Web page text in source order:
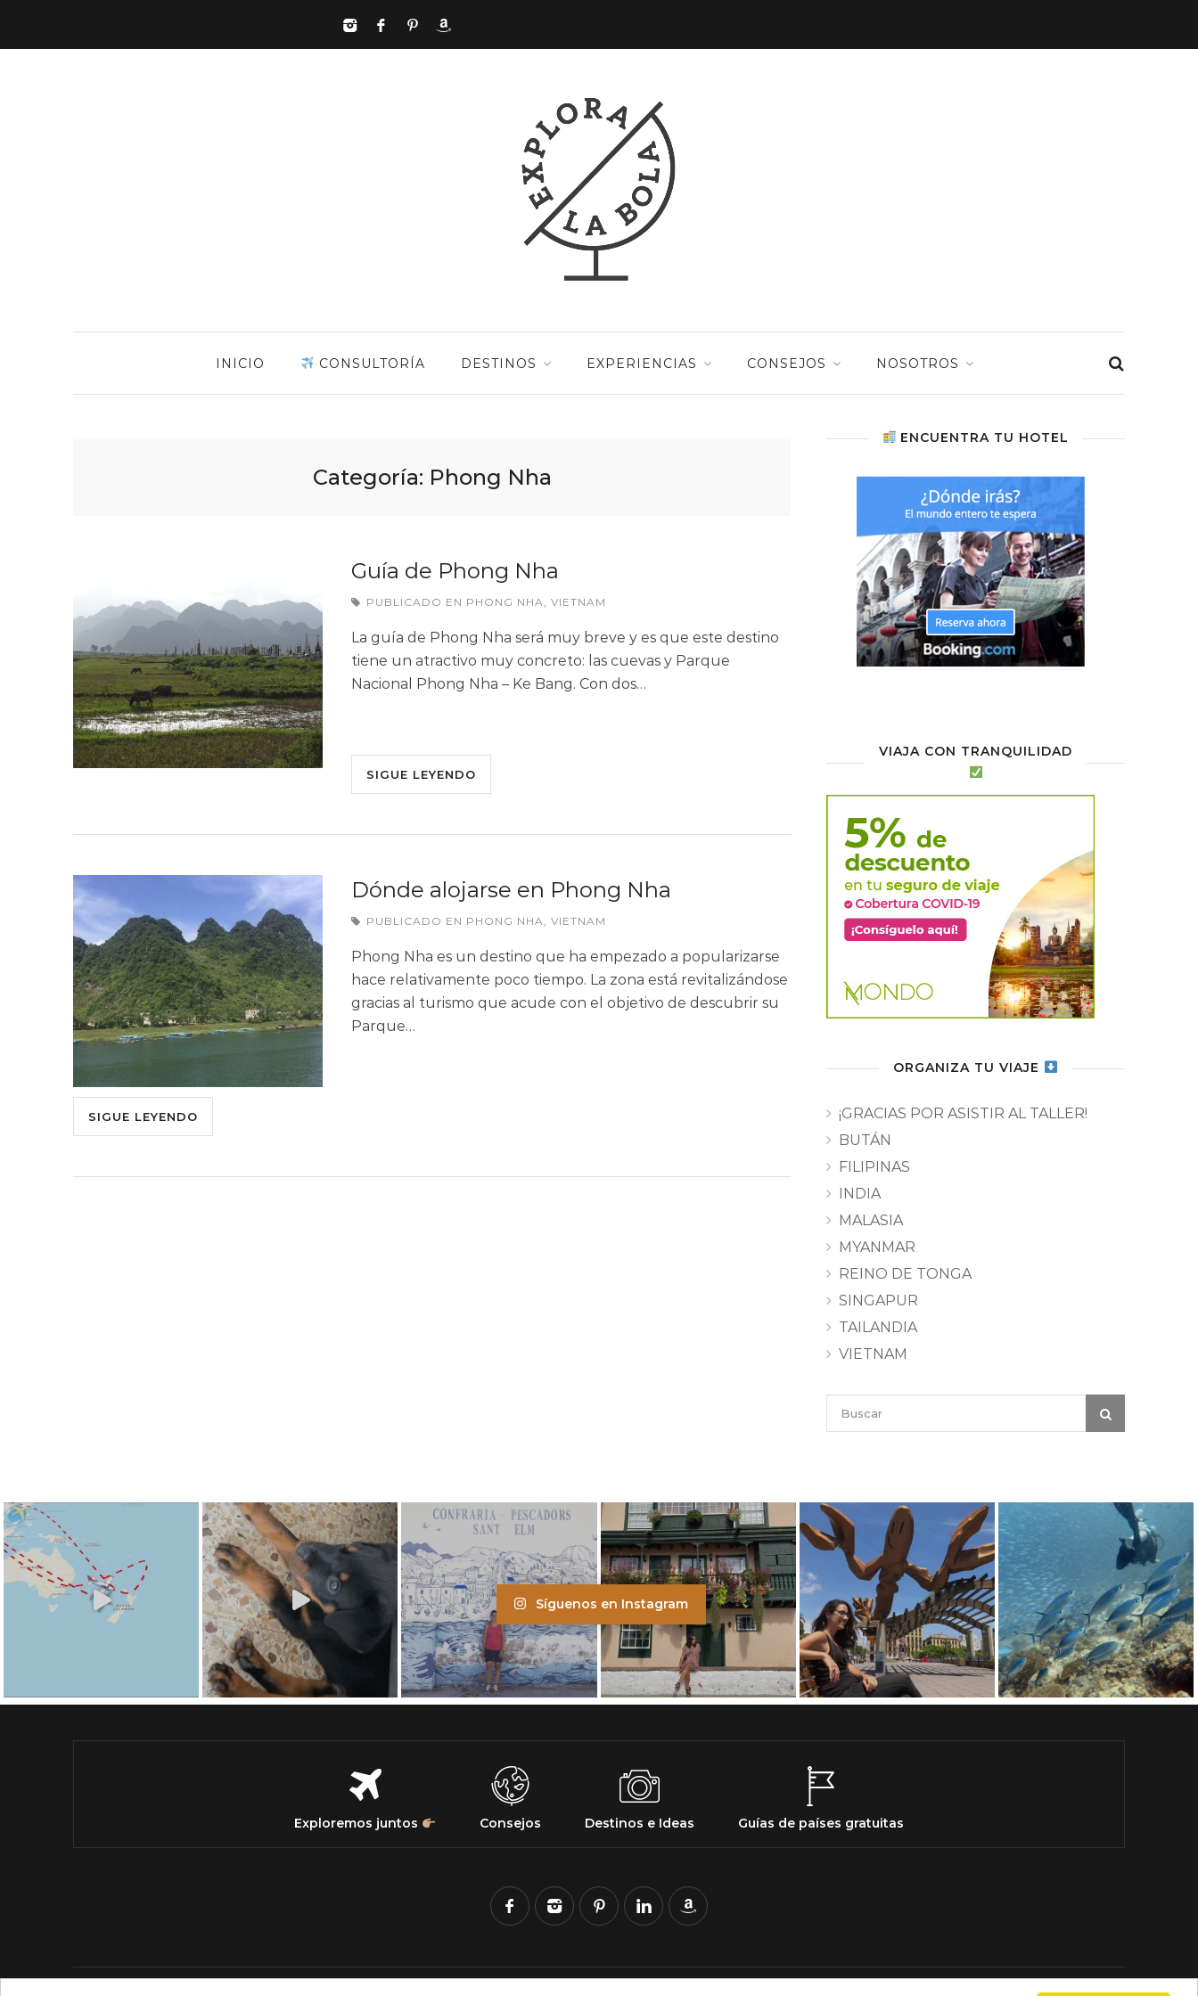
INICIO CONSULTORÍA DESTINOS EXPERIENCIAS CONSEJOS NOSOTROS
Categoría: Phong Nha
Guía de Phong Nha
PUBLICADO EN PHONG NHA, VIETNAM
La guía de Phong Nha será muy breve y es que este destino
tiene un atractivo muy concreto: las cuevas y Parque
Nacional Phong Nha – Ke Bang. Con dos…
SIGUE LEYENDO
Dónde alojarse en Phong Nha
PUBLICADO EN PHONG NHA, VIETNAM
Phong Nha es un destino que ha empezado a popularizarse
hace relativamente poco tiempo. La zona está revitalizándose
gracias al turismo que acude con el objetivo de descubrir su
Parque…
SIGUE LEYENDO
ENCUENTRA TU HOTEL
VIAJA CON TRANQUILIDAD
ORGANIZA TU VIAJE
¡GRACIAS POR ASISTIR AL TALLER!
BUTÁN
FILIPINAS
INDIA
MALASIA
MYANMAR
REINO DE TONGA
SINGAPUR
TAILANDIA
VIETNAM
Síguenos en Instagram
Exploremos juntos Consejos Destinos e Ideas Guías de países gratuitas